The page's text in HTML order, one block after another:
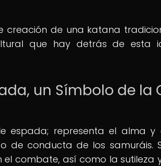
creación de una katana
que hay detrás de esta
un Símbolo de la
espada; representa el alma y
de conducta de los samuráis.
combate, así como la sutileza